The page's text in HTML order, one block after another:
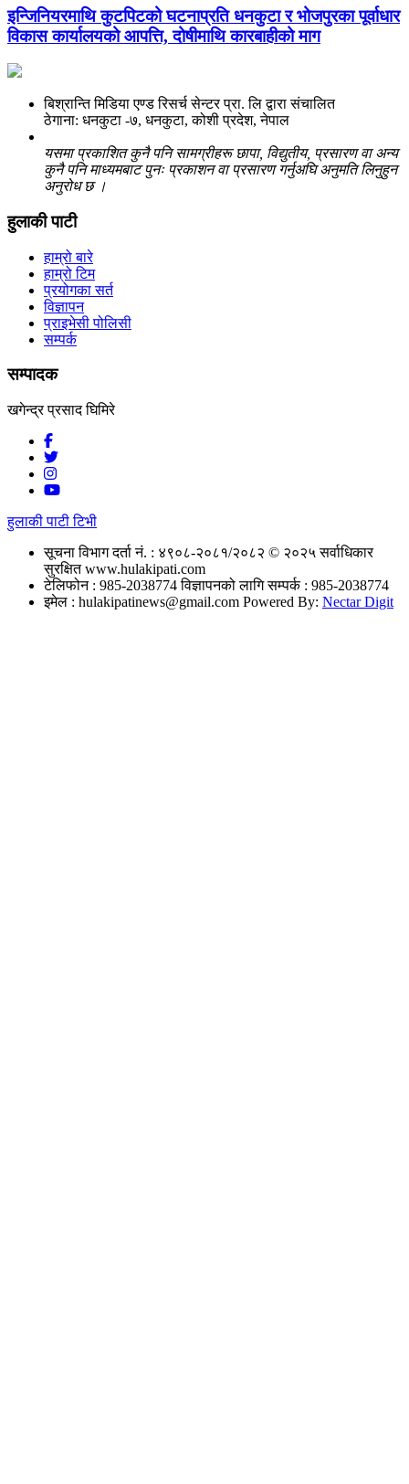
इन्जिनियरमाथि कुटपिटको घटनाप्रति धनकुटा र भोजपुरका पूर्वाधार
विकास कार्यालयको आपत्ति, दोषीमाथि कारबाहीको माग
बिश्रान्ति मिडिया एण्ड रिसर्च सेन्टर प्रा. लि द्वारा संचालित
ठेगाना: धनकुटा -७, धनकुटा, कोशी प्रदेश, नेपाल
यसमा प्रकाशित कुनै पनि सामग्रीहरू छापा, विद्युतीय, प्रसारण वा अन्य
कुनै पनि माध्यमबाट पुनः प्रकाशन वा प्रसारण गर्नुअघि अनुमति लिनुहुन
अनुरोध छ ।
हुलाकी पाटी
हाम्रो बारे
हाम्रो टिम
प्रयोगका सर्त
विज्ञापन
प्राइभेसी पोलिसी
सम्पर्क
सम्पादक
खगेन्द्र प्रसाद घिमिरे
हुलाकी पाटी टिभी
सूचना विभाग दर्ता नं. : ४९०८-२०८१/२०८२ © २०२५ सर्वाधिकार
सुरक्षित www.hulakipati.com
टेलिफोन : 985-2038774विज्ञापनको लागि सम्पर्क : 985-2038774
इमेल : hulakipatinews@gmail.com Powered By: Nectar Digit